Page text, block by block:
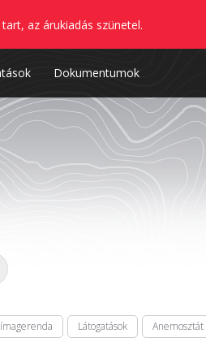
az árukiadás szünetel.
Dokumentumok
Látogatások Anemosztát